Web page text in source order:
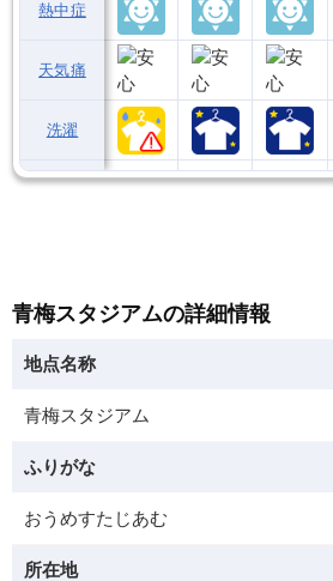
熱中症
天気痛
洗濯
青梅スタジアムの詳細情報
地点名称
青梅スタジアム
ふりがな
おうめすたじあむ
所在地